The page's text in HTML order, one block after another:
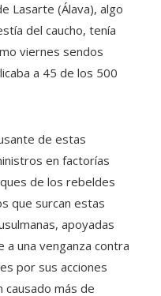
Lasarte (Álava), algo
del caucho, tenía
viernes sendos
a 45 de los 500
de estas
en factorías
de los rebeldes
que surcan estas
apoyadas
a una venganza contra
por sus acciones
causado más de